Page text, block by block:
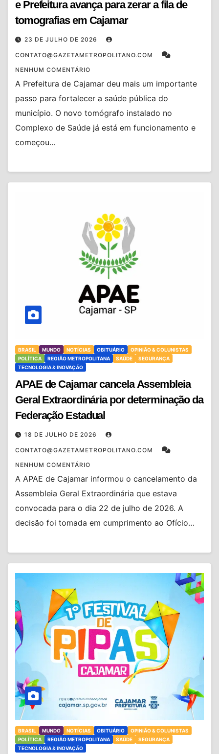
e Prefeitura avança para zerar a fila de
tomografias em Cajamar
23 DE JULHO DE 2026
CONTATO@GAZETAMETROPOLITANO.COM
NENHUM COMENTÁRIO
A Prefeitura de Cajamar deu mais um importante
passo para fortalecer a saúde pública do
município. O novo tomógrafo instalado no
Complexo de Saúde já está em funcionamento e
começou…
BRASIL MUNDO NOTÍCIAS OBITUÁRIO
OPINIÃO & COLUNISTAS
POLÍTICA
REGIÃO METROPOLITANA SAÚDE
SEGURANÇA
TECNOLOGIA & INOVAÇÃO
APAE de Cajamar cancela Assembleia
Geral Extraordinária por determinação da
Federação Estadual
18 DE JULHO DE 2026
CONTATO@GAZETAMETROPOLITANO.COM
NENHUM COMENTÁRIO
A APAE de Cajamar informou o cancelamento da
Assembleia Geral Extraordinária que estava
convocada para o dia 22 de julho de 2026. A
decisão foi tomada em cumprimento ao Ofício…
BRASIL MUNDO NOTÍCIAS OBITUÁRIO
OPINIÃO & COLUNISTAS
POLÍTICA
REGIÃO METROPOLITANA SAÚDE
SEGURANÇA
TECNOLOGIA & INOVAÇÃO